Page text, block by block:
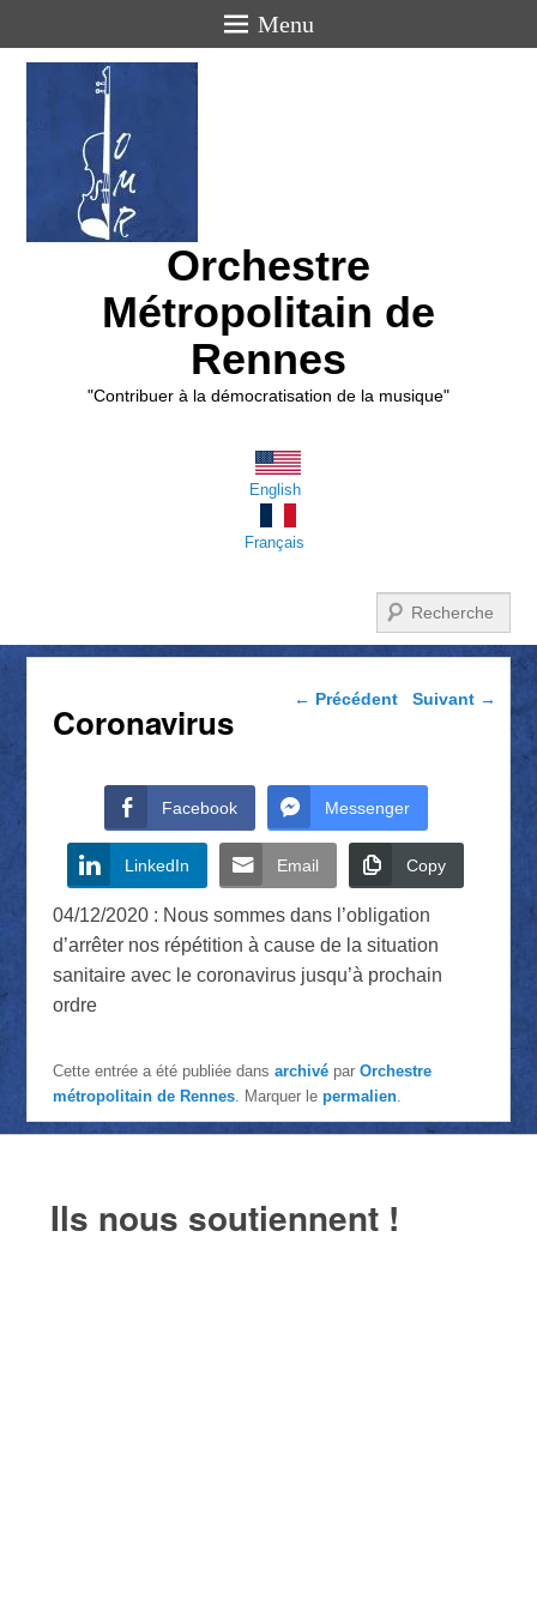
Menu
Orchestre
Métropolitain de
Rennes
"Contribuer à la démocratisation de la musique"
English
Français
Navigation dans les
← Précédent Suivant →
Coronavirus
Facebook Messenger
LinkedIn Email Copy
04/12/2020 : Nous sommes dans l’obligation
d’arrêter nos répétition à cause de la situation
sanitaire avec le coronavirus jusqu’à prochain
ordre
Cette entrée a été publiée dans archivépar Orchestre
métropolitain de Rennes. Marquer le permalien.
Ils nous soutiennent !